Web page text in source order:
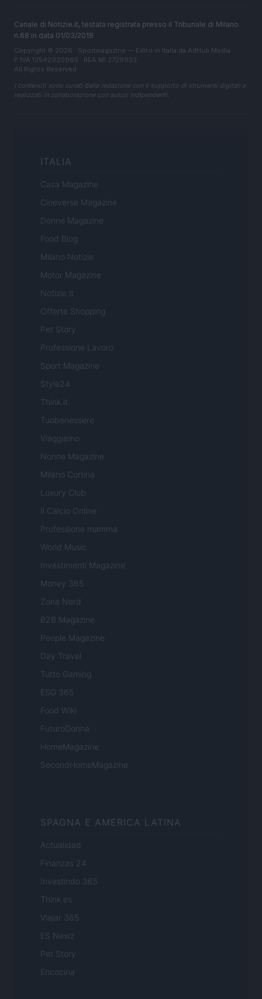
Canale di Notizie.it, testata registrata presso il Tribunale di Milano
n.68 in data 01/03/2018
Copyright © 2026 · Sportmagazine — Edito in Italia da AdHub Media
P.IVA 13542920965 · REA MI 2729933
All Rights Reserved
I contenuti sono curati dalla redazione con il supporto di strumenti digitali e
realizzati in collaborazione con autori indipendenti.
ITALIA
Casa Magazine
Cineverse Magazine
Donne Magazine
Food Blog
Milano Notizie
Motor Magazine
Notizie.it
Offerte Shopping
Pet Story
Professione Lavoro
Sport Magazine
Style24
Think.it
Tuobenessere
Viaggiamo
Nonne Magazine
Milano Cortina
Luxury Club
Il Calcio Online
Professione mamma
World Music
Investimenti Magazine
Money 365
Zona Nerd
B2B Magazine
People Magazine
Day Travel
Tutto Gaming
ESG 365
Food Wiki
FuturoDonna
HomeMagazine
SecondHomeMagazine
SPAGNA E AMERICA LATINA
Actualidad
Finanzas 24
Investindo 365
Think.es
Viajar 365
ES Newz
Pet Story
Encocina